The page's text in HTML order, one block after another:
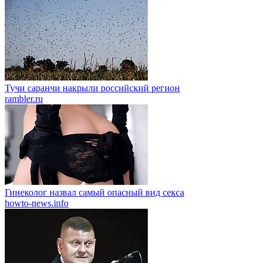
Тучи саранчи накрыли российский регион
rambler.ru
Гинеколог назвал самый опасный вид секса
howto-news.info